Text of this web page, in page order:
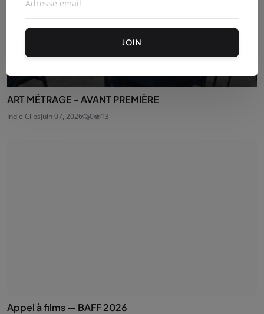
ART MÉTRAGE - AVANT PREMIÈRE
Indie ClipsJuin 07, 2026 0 13
Appel à films — BAFF 2026
JOIN